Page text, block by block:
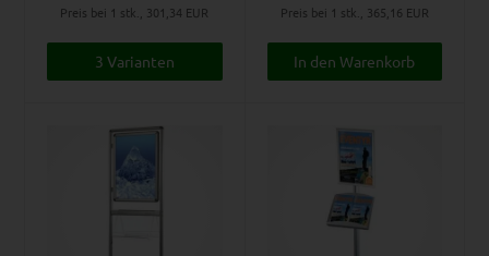
Preis bei 1 stk., 301,34 EUR
3 Varianten
Preis bei 1 stk., 365,16 EUR